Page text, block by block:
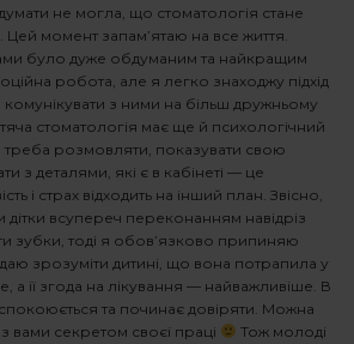
не могла, що стоматологія стане
момент запам’ятаю на все життя.
було дуже обдуманим та найкращим
робота, але я легко знаходжу підхід
комунікувати з ними на більш дружньому
стоматологія має ще й психологічний
треба розмовляти, показувати свою
з деталями, які є в кабінеті — це
і страх відходить на інший план. Звісно,
всупереч переконанням навідріз
зубки, тоді я обов’язково припиняю
даю зрозуміти дитині, що вона потрапила у
її згода на лікування — найважливіше. В
та починає довіряти. Можна
вами секретом своєї праці
Тож молоді